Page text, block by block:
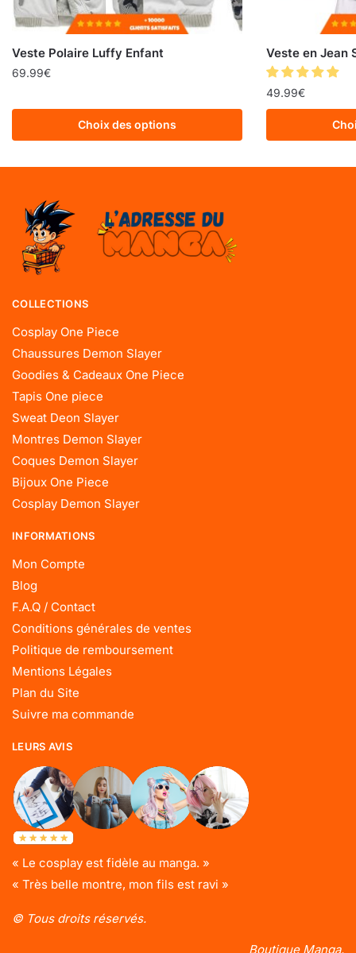
Veste Polaire Luffy Enfant
69.99€
Choix des options
Veste en Jean
49.99€
COLLECTIONS
Cosplay One Piece
Chaussures Demon Slayer
Goodies & Cadeaux One Piece
Tapis One piece
Sweat Deon Slayer
Montres Demon Slayer
Coques Demon Slayer
Bijoux One Piece
Cosplay Demon Slayer
INFORMATIONS
Mon Compte
Blog
F.A.Q / Contact
Conditions générales de ventes
Politique de remboursement
Mentions Légales
Plan du Site
Suivre ma commande
LEURS AVIS
« Le cosplay est fidèle au manga. »
« Très belle montre, mon fils est ravi »
© Tous droits réservés.
Boutique Manga.